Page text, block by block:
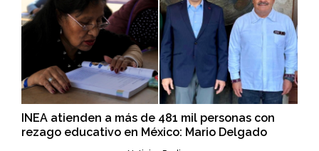
INEA atienden a más de 481 mil personas con
rezago educativo en México: Mario Delgado